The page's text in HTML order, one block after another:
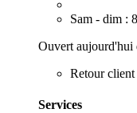
Sam - dim :
Ouvert aujourd'hui
Retour client
Services